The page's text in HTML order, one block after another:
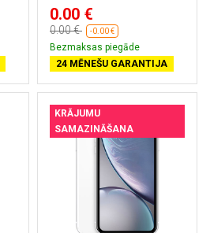
0.00 €
0.00 € -0.00 €
Bezmaksas piegāde
24 MĒNEŠU GARANTIJA
KRĀJUMU
SAMAZINĀŠANA